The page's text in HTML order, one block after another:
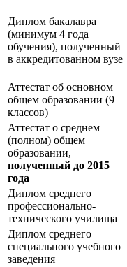
Диплом бакалавра
(минимум 4 года
обучения), полученный
в аккредитованном вузе
Аттестат об основном
общем образовании (9
классов)
Аттестат о среднем
(полном) общем
образовании,
полученный до 2015
года
Диплом среднего
профессионально-
технического училища
Диплом среднего
специального учебного
заведения